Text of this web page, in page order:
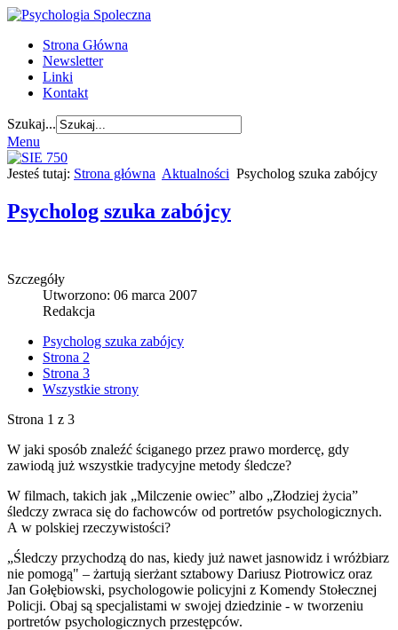
Strona Główna
Newsletter
Linki
Kontakt
Szukaj...
Menu
Jesteś tutaj: Strona główna Aktualności Psycholog szuka zabójcy
Psycholog szuka zabójcy
Szczegóły
Utworzono: 06 marca 2007
Redakcja
Psycholog szuka zabójcy
Strona 2
Strona 3
Wszystkie strony
Strona 1 z 3
W jaki sposób znaleźć ściganego przez prawo mordercę, gdy
zawiodą już wszystkie tradycyjne metody śledcze?
W filmach, takich jak „Milczenie owiec” albo „Złodziej życia”
śledczy zwraca się do fachowców od portretów psychologicznych.
A w polskiej rzeczywistości?
„Śledczy przychodzą do nas, kiedy już nawet jasnowidz i wróżbiarz
nie pomogą" – żartują sierżant sztabowy Dariusz Piotrowicz oraz
Jan Gołębiowski, psychologowie policyjni z Komendy Stołecznej
Policji. Obaj są specjalistami w swojej dziedzinie - w tworzeniu
portretów psychologicznych przestępców.